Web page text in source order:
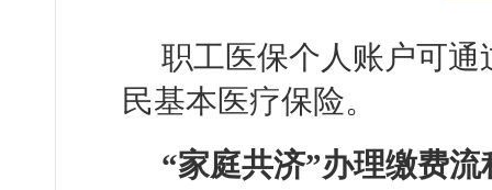
职工医保个人账户可
民基本医疗保险。
“家庭共济”办理缴费流